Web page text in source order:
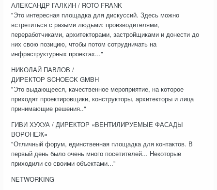
АЛЕКСАНДР ГАЛКИН / ROTO FRANK
"Это интересная площадка для дискуссий. Здесь можно
встретиться с разыми людьми: производителями,
переработчиками, архитекторами, застройщиками и донести до
них свою позицию, чтобы потом сотрудничать на
инфраструктурных проектах..."
НИКОЛАЙ ПАВЛОВ /
ДИРЕКТОР SCHOECK GMBH
"Это выдающееся, качественное мероприятие, на которое
приходят проектировщики, конструкторы, архитекторы и лица
принимающие решения.."
ГИВИ ХУХУА / ДИРЕКТОР «ВЕНТИЛИРУЕМЫЕ ФАСАДЫ
ВОРОНЕЖ»
"Отличный форум, единственная площадка для контактов. В
первый день было очень много посетителей... Некоторые
приходили со своими объектами..."
NETWORKING